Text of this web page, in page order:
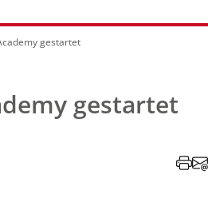
gestartet
gestartet